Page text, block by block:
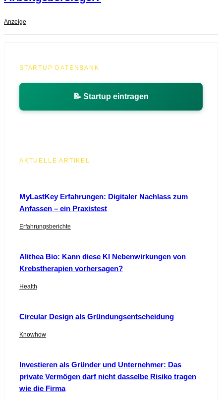
Anzeige
STARTUP DATENBANK
📝 Startup eintragen
AKTUELLE ARTIKEL
MyLastKey Erfahrungen: Digitaler Nachlass zum
Anfassen – ein Praxistest
Erfahrungsberichte
Alithea Bio: Kann diese KI Nebenwirkungen von
Krebstherapien vorhersagen?
Health
Circular Design als Gründungsentscheidung
Knowhow
Investieren als Gründer und Unternehmer: Das
private Vermögen darf nicht dasselbe Risiko tragen
wie die Firma